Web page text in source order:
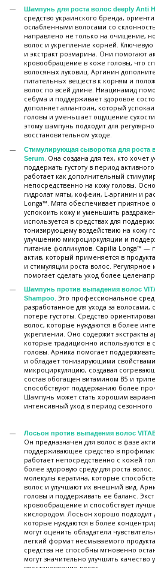
Шампунь для роста волос deeply Anti
средство украинского бренда,
ослабленными волосами со
направлено не только на очищение,
волос и укрепление корней.
и экстракт розмарина. Они помогают
кровообращение в коже головы, что
волосяных луковиц. Аргинин
питательных веществ к корням и
волос по всей длине. Ниацинамид
себума и поддерживает здоровое
дополняет аллантоин, который
головы и уменьшает ощущение
этому шампунь подходит для
восстановительном уходе.
Стимулирующая сыворотка для роста
Serum
. Она создана для тех, кто хочет
поддержать густоту в период
работает как дополнительный
непосредственно на кожу головы.
гидролат мяты, кофеин, L-аргинин и
Longa™. Мята обеспечивает приятное
успокоить кожу и уменьшить
используется в средствах для
тонизирующему воздействию на кожу
улучшению микроциркуляции и
питание фолликулов. Capilia Longa™ —
актив, который применяется в
и стимуляции роста волос.
помогает сделать уход более
Шампунь против выпадения волос
Shampoo. Это профессиональное
разработанное для ухода за
потере густоты. Средство
волос, которые нуждаются в более
укреплении. Оно содержит экстракты
которые традиционно используются в
головы. Арника помогает
и обладает тонизирующими
микроциркуляцию, создавая
состав обогащен витамином B5 и
способствуют поддержанию более
Шампунь может стать хорошим
интенсивный уход в период
Лосьон против выпадения волос
Он предназначен для волос в фазе
поддерживающее средство в
работает непосредственно с кожей
более здоровую среду для роста волос.
молекулы кератина, которые
волос и улучшают их внешний вид.
головы и поддерживать ее баланс.
кровообращение и способствует
кислородом. Лосьон хорошо подходит
которые нуждаются в более
могут оценить обладатели
легкий формат несмываемого
средства не способны мгновенно
могут значительно улучшить качество